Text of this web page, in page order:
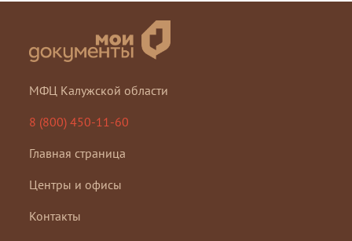
Центр "Мои Документы" г. Спас-Деменск
Центр "Мои Документы" г. Сухиничи
Центр "Мои Документы" г. Юхнов
Центр "Мои Документы" п. Бетлица
Центр "Мои Документы" п. Воротынск
Центр "Мои Документы" п. Думиничи
Центр "Мои Документы" п. Товарково
МФЦ Калужской области
8 (800) 450-11-60
Главная страница
Центры и офисы
Контакты